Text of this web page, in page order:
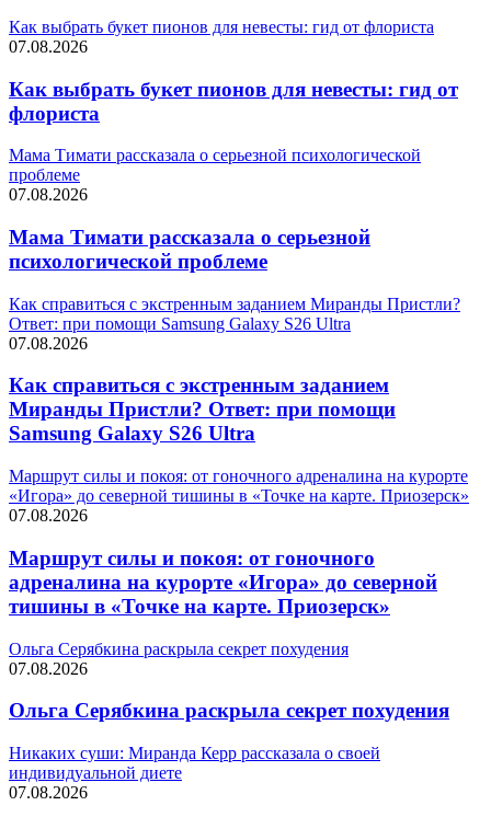
Как выбрать букет пионов для невесты: гид от флориста
07.08.2026
Как выбрать букет пионов для невесты: гид от
флориста
Мама Тимати рассказала о серьезной психологической
проблеме
07.08.2026
Мама Тимати рассказала о серьезной
психологической проблеме
Как справиться с экстренным заданием Миранды Пристли?
Ответ: при помощи Samsung Galaxy S26 Ultra
07.08.2026
Как справиться с экстренным заданием
Миранды Пристли? Ответ: при помощи
Samsung Galaxy S26 Ultra
Маршрут силы и покоя: от гоночного адреналина на курорте
«Игора» до северной тишины в «Точке на карте. Приозерск»
07.08.2026
Маршрут силы и покоя: от гоночного
адреналина на курорте «Игора» до северной
тишины в «Точке на карте. Приозерск»
Ольга Серябкина раскрыла секрет похудения
07.08.2026
Ольга Серябкина раскрыла секрет похудения
Никаких суши: Миранда Керр рассказала о своей
индивидуальной диете
07.08.2026